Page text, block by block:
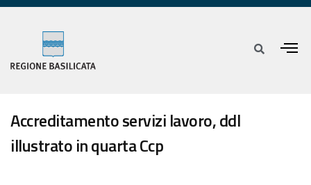
Accreditamento servizi lavoro, ddl
illustrato in quarta Ccp